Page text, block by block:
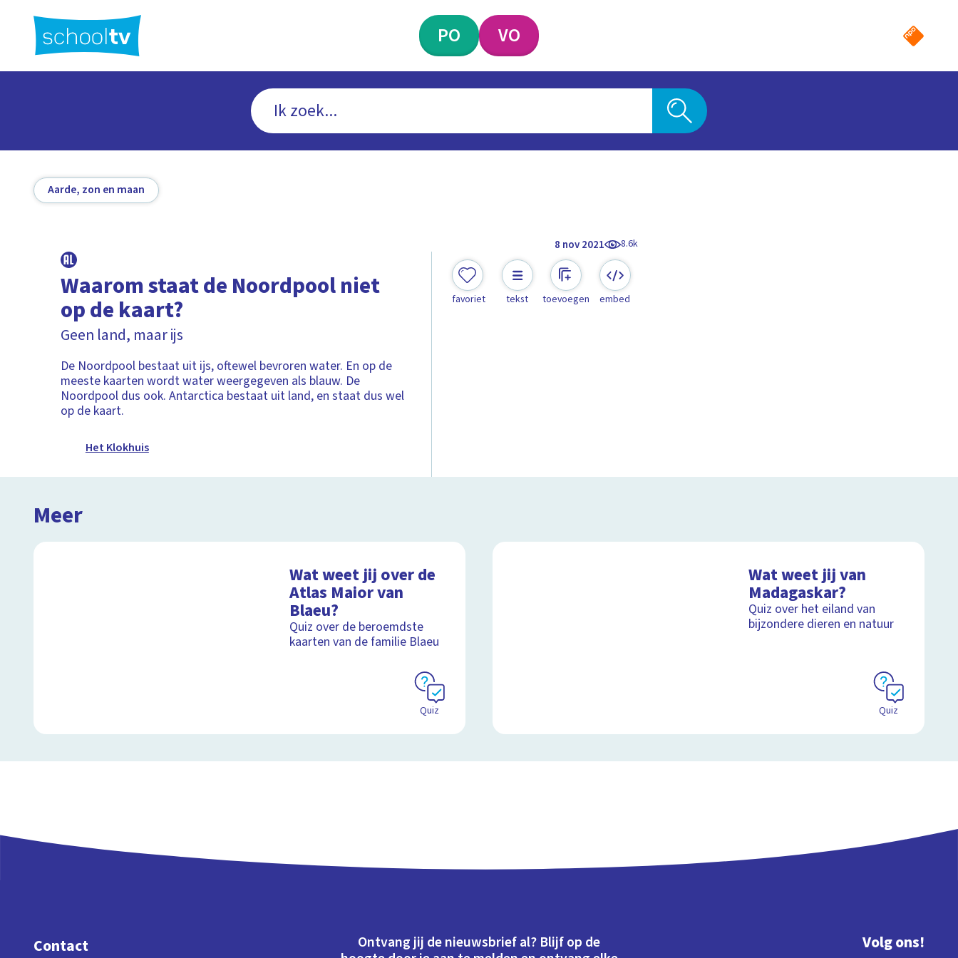
hoofdinhoud
PO VO
Aarde, zon en maan
8 nov 2021 8.6k
Waarom staat de Noordpool niet
op de kaart?
Geen land, maar ijs
De Noordpool bestaat uit ijs, oftewel bevroren water. En op de
meeste kaarten wordt water weergegeven als blauw. De
Noordpool dus ook. Antarctica bestaat uit land, en staat dus wel
op de kaart.
Het Klokhuis
favoriet tekst toevoegen embed
Meer
Wat weet jij over de
Atlas Maior van
Blaeu?
Quiz over de beroemdste
kaarten van de familie Blaeu
Quiz
Wat weet jij van
Madagaskar?
Quiz over het eiland van
bijzondere dieren en natuur
Quiz
Contact
Ontvang jij de nieuwsbrief al? Blijf op de
Volg ons!